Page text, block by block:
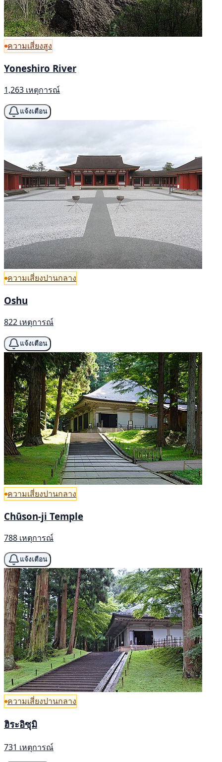
ความเสี่ยงสูง
Yoneshiro River
1,263 เหตุการณ์
แจ้งเตือน
ความเสี่ยงปานกลาง
Oshu
822 เหตุการณ์
แจ้งเตือน
ความเสี่ยงปานกลาง
Chūson-ji Temple
788 เหตุการณ์
แจ้งเตือน
ความเสี่ยงปานกลาง
ฮิระอิซุมิ
731 เหตุการณ์